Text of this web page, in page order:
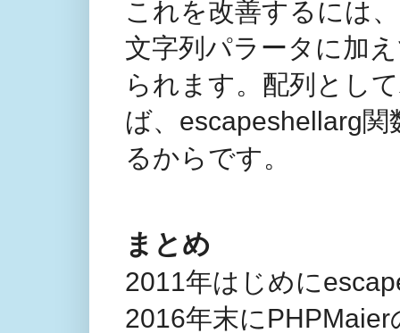
これを改善するには
文字列パラータに加
られます。配列とし
ば、escapeshellarg
るからです。
まとめ
2011年はじめに
2016年末に